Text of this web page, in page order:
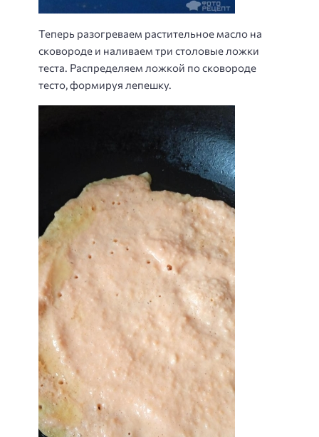
Теперь разогреваем растительное масло на
сковороде и наливаем три столовые ложки
теста. Распределяем ложкой по сковороде
тесто, формируя лепешку.